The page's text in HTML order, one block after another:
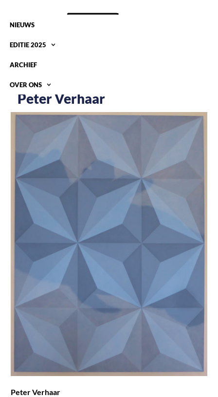
NIEUWS
EDITIE 2025
ARCHIEF
OVER ONS
Peter Verhaar
Peter Verhaar